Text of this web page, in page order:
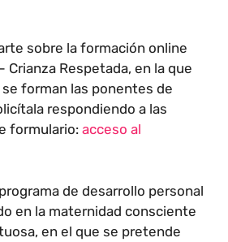
sobre la formación online
Crianza Respetada, en la que
forman las ponentes de
respondiendo a las
formulario: acceso al
de desarrollo personal
en la maternidad consciente
en el que se pretende